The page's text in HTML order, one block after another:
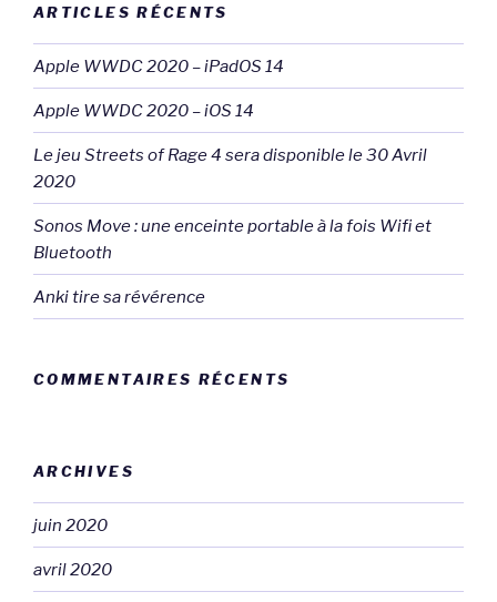
ARTICLES RÉCENTS
Apple WWDC 2020 – iPadOS 14
Apple WWDC 2020 – iOS 14
Le jeu Streets of Rage 4 sera disponible le 30 Avril
2020
Sonos Move : une enceinte portable à la fois Wifi et
Bluetooth
Anki tire sa révérence
COMMENTAIRES RÉCENTS
ARCHIVES
juin 2020
avril 2020